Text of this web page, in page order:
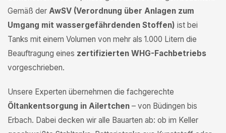
Gemäß der AwSV (Verordnung über Anlagen zum
Umgang mit wassergefährdenden Stoffen) ist bei
Tanks mit einem Volumen von mehr als 1.000 Litern die
Beauftragung eines zertifizierten WHG-Fachbetriebs
vorgeschrieben.
Unsere Experten übernehmen die fachgerechte
Öltankentsorgung in Ailertchen – von Büdingen bis
Erbach. Dabei decken wir alle Bauarten ab: ob im Keller